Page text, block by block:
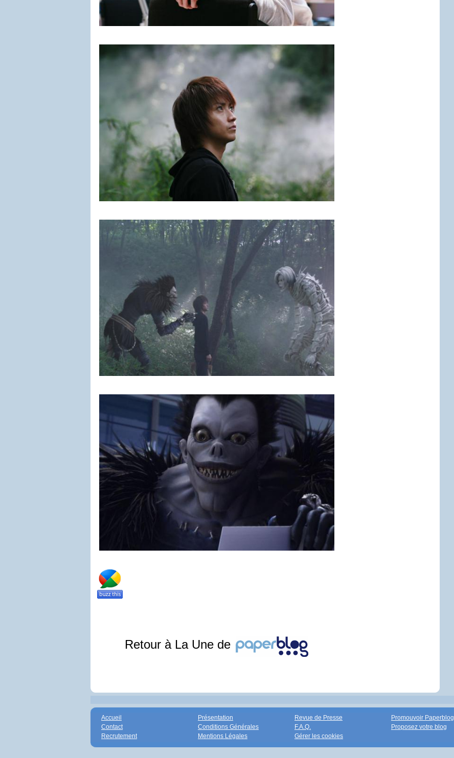
Retour à La Une de
Accueil
Contact
Recrutement
Présentation
Conditions Générales
Mentions Légales
Revue de Presse
F.A.Q.
Gérer les cookies
Promouvoir Paperblog
Proposez votre blog